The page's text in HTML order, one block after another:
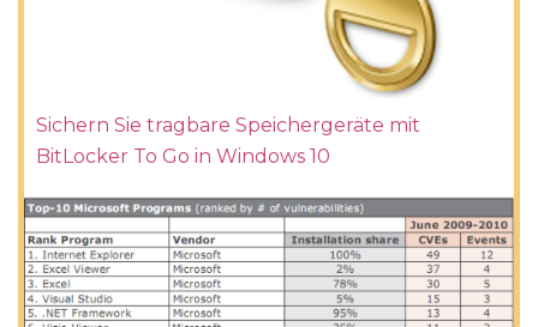
Sichern Sie tragbare Speichergeräte mit
BitLocker To Go in Windows 10